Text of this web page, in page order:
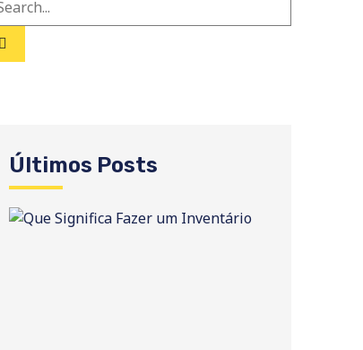
Últimos Posts